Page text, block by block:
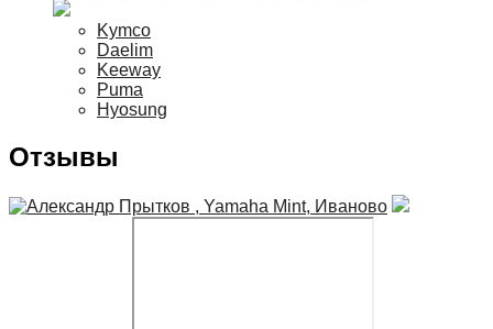
Kymco
Daelim
Keeway
Puma
Hyosung
Отзывы